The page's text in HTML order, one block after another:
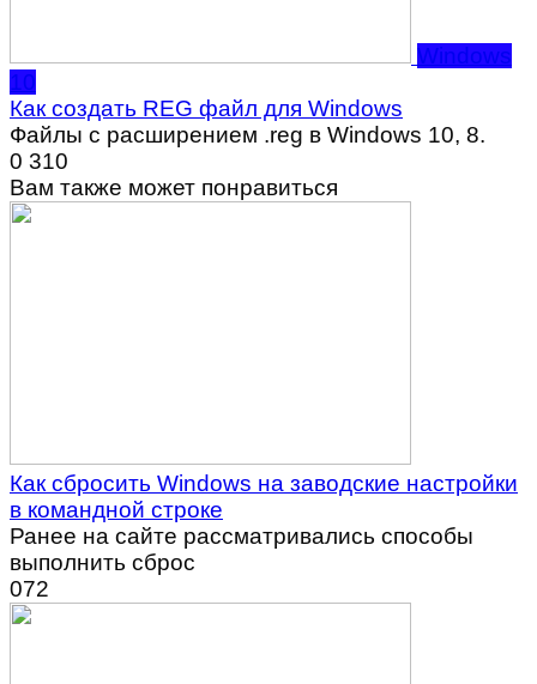
Windows
10
Как создать REG файл для Windows
Файлы с расширением .reg в Windows 10, 8.
0 310
Вам также может понравиться
Как сбросить Windows на заводские настройки
в командной строке
Ранее на сайте рассматривались способы
выполнить сброс
072